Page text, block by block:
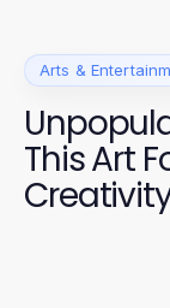
Arts &
This Art